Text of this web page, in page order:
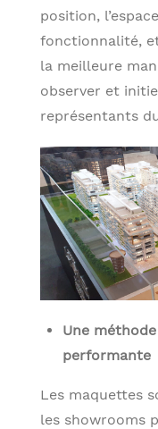
position,
fonctionnalité, et
la meilleure
observer et
représentants
Une
performante
Les maquettes
les showrooms